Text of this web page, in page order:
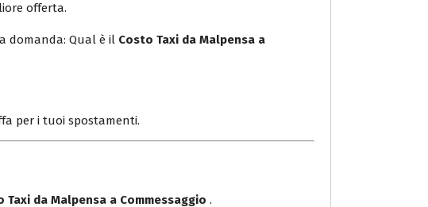
offerta.
domanda: Qual è il Costo Taxi da Malpensa a
per i tuoi spostamenti.
Taxi da Malpensa a Commessaggio .